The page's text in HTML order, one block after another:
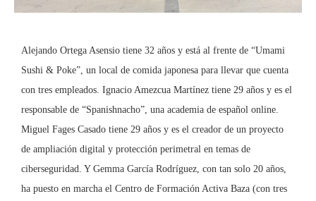
Alejando Ortega Asensio tiene 32 años y está al frente de “Umami
Sushi & Poke”, un local de comida japonesa para llevar que cuenta
con tres empleados. Ignacio Amezcua Martínez tiene 29 años y es el
responsable de “Spanishnacho”, una academia de español online.
Miguel Fages Casado tiene 29 años y es el creador de un proyecto
de ampliación digital y protección perimetral en temas de
ciberseguridad. Y Gemma García Rodríguez, con tan solo 20 años,
ha puesto en marcha el Centro de Formación Activa Baza (con tres